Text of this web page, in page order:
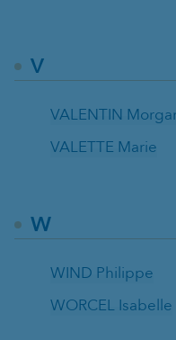
V
VALENTIN
VALETTE Marie
W
WIND Philippe
WORCEL Isabelle